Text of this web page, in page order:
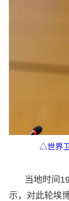
△世界
当地时间
示，对此轮埃